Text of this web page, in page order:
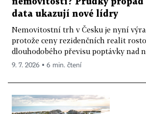
nemovitosti? Prudký propad
data ukazují nové lídry
Nemovitostní trh v Česku je nyní
protože ceny rezidenčních realit
dlouhodobého převisu poptávky nad
9. 7. 2026 ▪ 6 min. čtení